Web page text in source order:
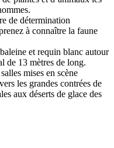
de détermination
à connaître la faune
et requin blanc autour
de 13 mètres de long.
mises en scène
les grandes contrées de
aux déserts de glace des